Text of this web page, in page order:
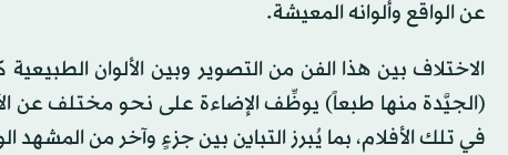
عن الواقع وألوانه المعيشة.
الاختلاف بين هذا الفن من التصوير وبين الألوان
(الجيَّدة منها طبعاً) يوظِّف الإضاءة على نحو مختلف عن
في تلك الأفلام، بما يُبرز التباين بين جزءٍ وآخر من المشهد